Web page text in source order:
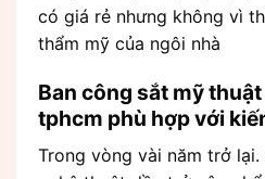
có giá rẻ nhưng không vì
thẩm mỹ của ngôi nhà
Ban công sắt mỹ
tphcm phù hợp với
Trong vòng vài năm trở